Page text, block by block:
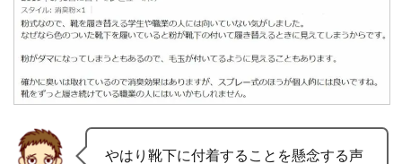
やはり靴下に付着することを懸念する声